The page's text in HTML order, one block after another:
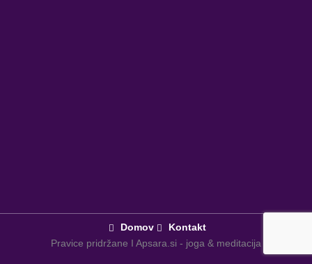
Domov
Kontakt
Pravice pridržane I Apsara.si - joga & meditacija